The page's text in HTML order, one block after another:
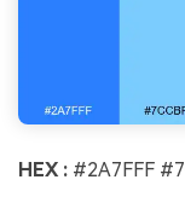
HEX : #2A7FFF